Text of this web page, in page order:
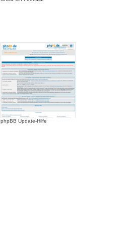
phpBB Update-Hilfe